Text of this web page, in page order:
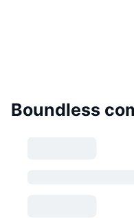
Boundless